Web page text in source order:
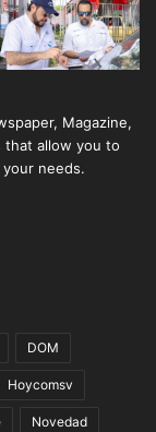
Magazine,
that allow you to
needs.
DOM
Hoycomsv
Novedad